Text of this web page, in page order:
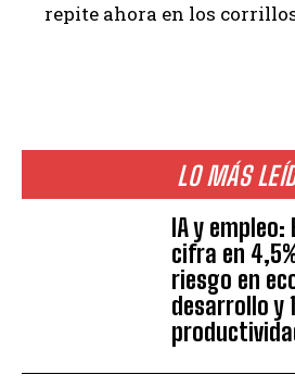
LO MÁS
IA y
cifra en
riesgo en
desarrollo y
repite ahora en los